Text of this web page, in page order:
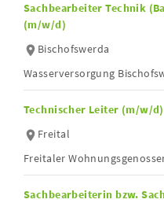
Sachbearbeiter Technik
(m/w/d)
Bischofswerda
Wasserversorgung
Technischer Leiter (m/w/d)
Freital
Freitaler
Sachbearbeiterin bzw.